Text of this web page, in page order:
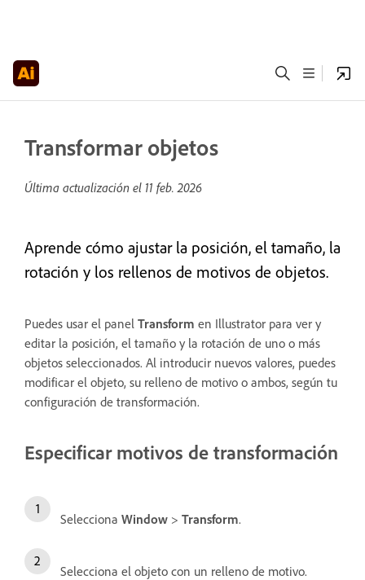
Transformar objetos
Última actualización el 11 feb. 2026
Aprende cómo ajustar la posición, el tamaño, la
rotación y los rellenos de motivos de objetos.
Puedes usar el panel Transform en Illustrator para ver y
editar la posición, el tamaño y la rotación de uno o más
objetos seleccionados. Al introducir nuevos valores, puedes
modificar el objeto, su relleno de motivo o ambos, según tu
configuración de transformación.
Especificar motivos de transformación
Selecciona Window > Transform.
Selecciona el objeto con un relleno de motivo.